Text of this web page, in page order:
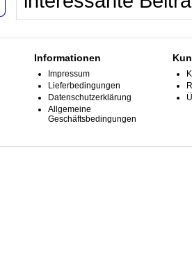
Informationen
Impressum
Lieferbedingungen
Datenschutzerklärung
Allgemeine
Geschäftsbedingungen